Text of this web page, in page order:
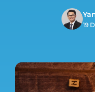
19